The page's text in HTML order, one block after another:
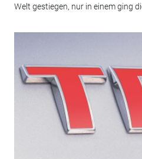
Welt gestiegen, nur in einem ging